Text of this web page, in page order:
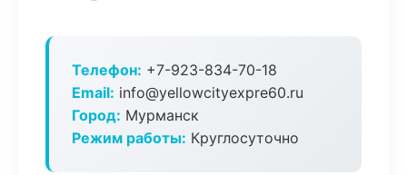
Телефон: +7-923-834-70-18
Email: info@yellowcityexpre60.ru
Город: Мурманск
Режим работы: Круглосуточно